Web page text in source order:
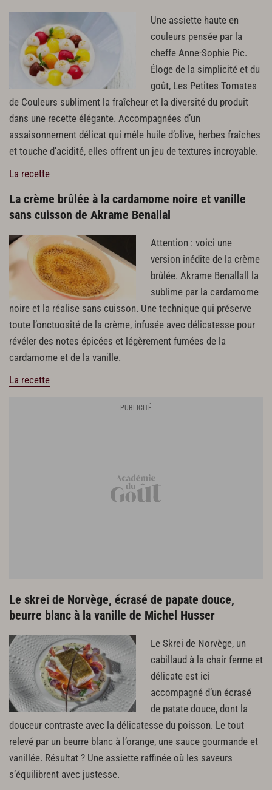
Une assiette haute en
couleurs pensée par la
cheffe Anne-Sophie Pic.
Éloge de la simplicité et du
goût, Les Petites Tomates
de Couleurs subliment la fraîcheur et la diversité du produit
dans une recette élégante. Accompagnées d’un
assaisonnement délicat qui mêle huile d’olive, herbes fraîches
et touche d’acidité, elles offrent un jeu de textures incroyable.
La recette
La crème brûlée à la cardamome noire et vanille
sans cuisson de Akrame Benallal
Attention : voici une
version inédite de la crème
brûlée. Akrame Benallall la
sublime par la cardamome
noire et la réalise sans cuisson. Une technique qui préserve
toute l’onctuosité de la crème, infusée avec délicatesse pour
révéler des notes épicées et légèrement fumées de la
cardamome et de la vanille.
La recette
Le skrei de Norvège, écrasé de papate douce,
beurre blanc à la vanille de Michel Husser
Le Skrei de Norvège, un
cabillaud à la chair ferme et
délicate est ici
accompagné d’un écrasé
de patate douce, dont la
douceur contraste avec la délicatesse du poisson. Le tout
relevé par un beurre blanc à l’orange, une sauce gourmande et
vanillée. Résultat ? Une assiette raffinée où les saveurs
s’équilibrent avec justesse.